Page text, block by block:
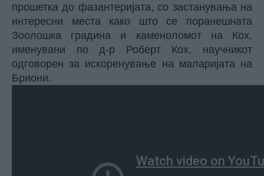
прошетка до фазантеријата, со застанувања на
интересни места како што се поранешната
Зоолошка градина и каменоломот на Кох,
именувани по д-р Роберт Кох, научникот
одговорен за искоренување на маларијата на
Бриони.